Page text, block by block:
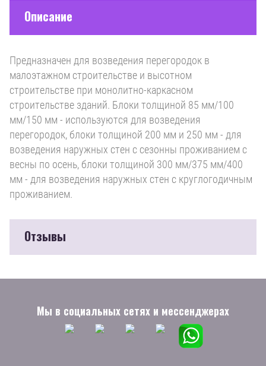
Описание
Предназначен для возведения перегородок в
малоэтажном строительстве и высотном
строительстве при монолитно-каркасном
строительстве зданий. Блоки толщиной 85 мм/100
мм/150 мм - используются для возведения
перегородок, блоки толщиной 200 мм и 250 мм - для
возведения наружных стен с сезонны проживанием с
весны по осень, блоки толщиной 300 мм/375 мм/400
мм - для возведения наружных стен с круглогодичным
проживанием.
Отзывы
Мы в социальных сетях и мессенджерах